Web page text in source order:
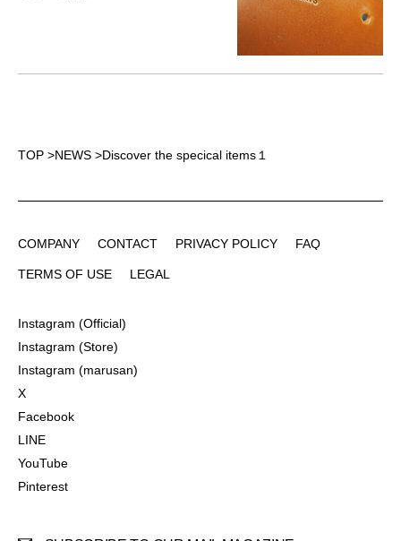
TOP >NEWS >Discover the specical items１
COMPANY
CONTACT
PRIVACY POLICY
FAQ
TERMS OF USE
LEGAL
Instagram (Official)
Instagram (Store)
Instagram (marusan)
X
Facebook
LINE
YouTube
Pinterest